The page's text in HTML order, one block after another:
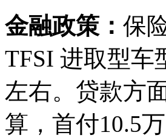
金融政策： 保
TFSI 进取型车
左右。贷款方
算，首付10.5